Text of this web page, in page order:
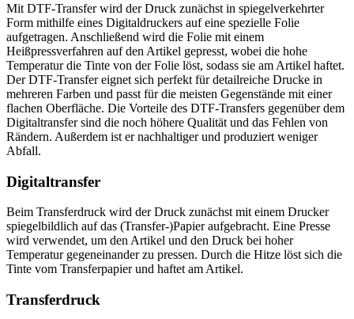
Mit DTF-Transfer wird der Druck zunächst in spiegelverkehrter
Form mithilfe eines Digitaldruckers auf eine spezielle Folie
aufgetragen. Anschließend wird die Folie mit einem
Heißpressverfahren auf den Artikel gepresst, wobei die hohe
Temperatur die Tinte von der Folie löst, sodass sie am Artikel haftet.
Der DTF-Transfer eignet sich perfekt für detailreiche Drucke in
mehreren Farben und passt für die meisten Gegenstände mit einer
flachen Oberfläche. Die Vorteile des DTF-Transfers gegenüber dem
Digitaltransfer sind die noch höhere Qualität und das Fehlen von
Rändern. Außerdem ist er nachhaltiger und produziert weniger
Abfall.
Digitaltransfer
Beim Transferdruck wird der Druck zunächst mit einem Drucker
spiegelbildlich auf das (Transfer-)Papier aufgebracht. Eine Presse
wird verwendet, um den Artikel und den Druck bei hoher
Temperatur gegeneinander zu pressen. Durch die Hitze löst sich die
Tinte vom Transferpapier und haftet am Artikel.
Transferdruck